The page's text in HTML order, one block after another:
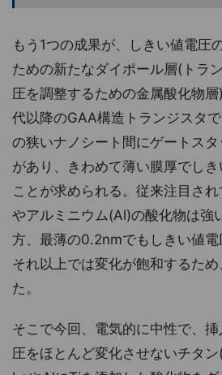
もう1つの成果が、しきい値電圧
ための新たなダイポール層(トラ
圧を調整するための金属酸化物
代以降のGAA構造トランジスタ
の狭いナノシート間にゲートス
があり、きわめて薄い膜厚でし
ことが求められる。従来注目さ
やアルミニウム(Al)の酸化物は強
方、最薄の0.2nmでもしきい値電
それ以上では変化が飽和するた
た。
そこで今回、電気的に中性で、
圧をほとんど変化させないチタン